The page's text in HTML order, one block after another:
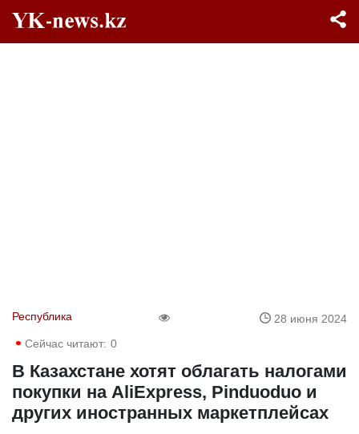
Республика
28 июня 2024
Сейчас читают: 0
В Казахстане хотят облагать налогами
покупки на AliExpress, Pinduoduo и
других иностранных маркетплейсах